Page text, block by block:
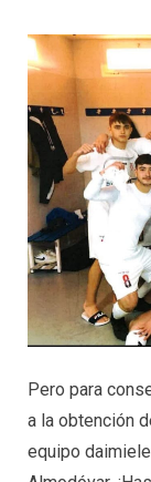
Pero para
a la obtención
equipo